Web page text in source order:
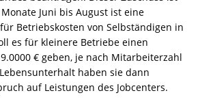
Juni bis August ist eine
Betriebskosten von Selbständigen in
es für kleinere Betriebe einen
€ geben, je nach Mitarbeiterzahl
haben sie dann
auf Leistungen des Jobcenters.